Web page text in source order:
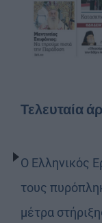
Τελευταία
Ο Ελληνικός
τους
μέτρα